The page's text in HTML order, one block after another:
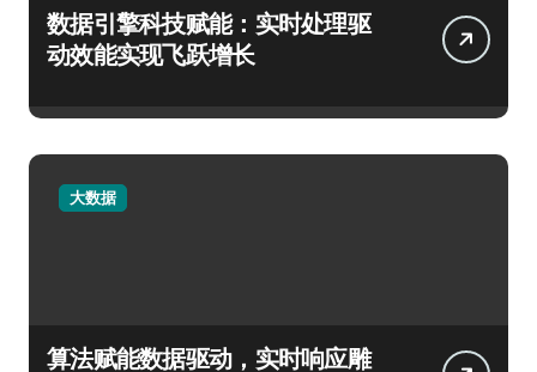
数据引擎科技赋能：实时处理驱
动效能实现飞跃增长
大数据
算法赋能数据驱动，实时响应雕